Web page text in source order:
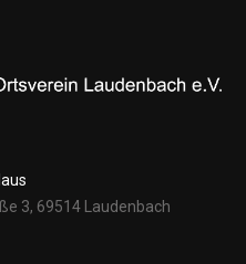
3, 69514 Laudenbach